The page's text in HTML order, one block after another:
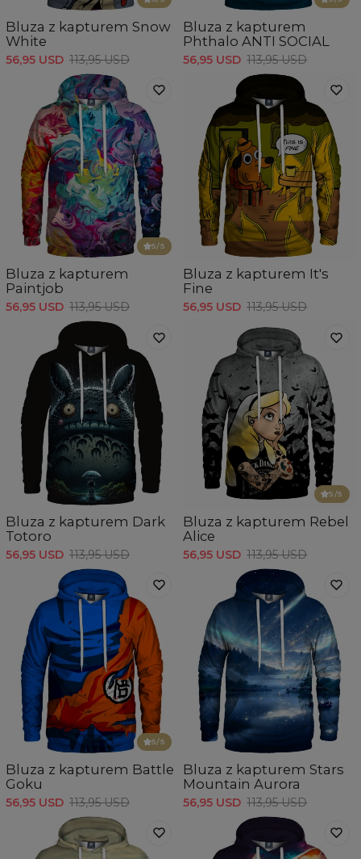
Bluza z kapturem Snow
White
56,95 USD 113,95 USD
Bluza z kapturem
Phthalo ANTI SOCIAL
56,95 USD 113,95 USD
5/5
Bluza z kapturem
Paintjob
56,95 USD 113,95 USD
Bluza z kapturem It's
Fine
56,95 USD 113,95 USD
Bluza z kapturem Dark
Totoro
56,95 USD 113,95 USD
5/5
Bluza z kapturem Rebel
Alice
56,95 USD 113,95 USD
5/5
Bluza z kapturem Battle
Goku
56,95 USD 113,95 USD
Bluza z kapturem Stars
Mountain Aurora
56,95 USD 113,95 USD